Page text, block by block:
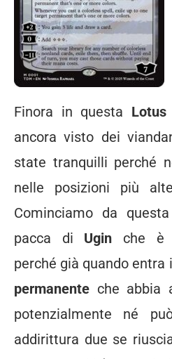
Finora in questa
ancora visto dei
state tranquilli perché
nelle posizioni più
Cominciamo da
pacca di Ugin che è
perché già quando entra
permanente che abbia
potenzialmente né
addirittura due se